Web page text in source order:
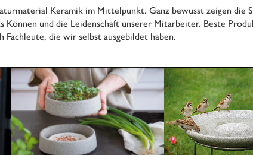
Keramik im Mittelpunkt. Ganz bewusst zeigen die
Können und die Leidenschaft unserer Mitarbeiter. Beste
die wir selbst ausgebildet haben.